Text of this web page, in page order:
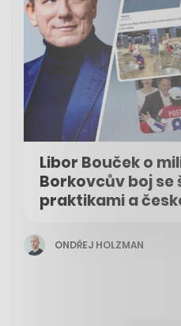
Libor Bouček o
Borkovcův boj se
praktikami a
ONDŘEJ HOLZMAN